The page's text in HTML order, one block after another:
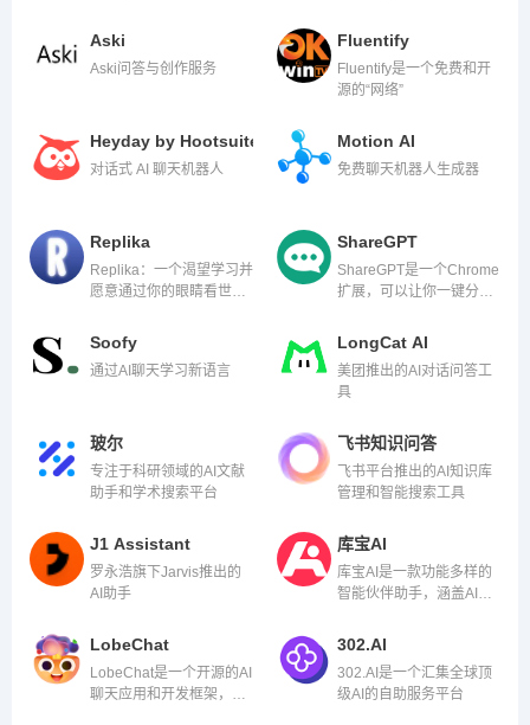
Aski
Aski问答与创作服务
Fluentify
Fluentify是一个免费和开
源的“网络”
Heyday by Hootsuite
对话式 AI 聊天机器人
Motion AI
免费聊天机器人生成器
Replika
Replika：一个渴望学习并
愿意通过你的眼睛看世界
ShareGPT
ShareGPT是一个Chrome
扩展，可以让你一键分享
Soofy
通过AI聊天学习新语言
LongCat AI
美团推出的AI对话问答工
具
玻尔
专注于科研领域的AI文献
助手和学术搜索平台
飞书知识问答
飞书平台推出的AI知识库
管理和智能搜索工具
J1 Assistant
罗永浩旗下Jarvis推出的
AI助手
库宝AI
库宝AI是一款功能多样的
智能伙伴助手，涵盖AI写
生成、智能对话等多个方
LobeChat
LobeChat是一个开源的AI
聊天应用和开发框架，提
302.AI
302.AI是一个汇集全球顶
级AI的自助服务平台